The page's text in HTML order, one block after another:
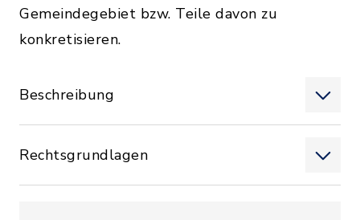
Gemeindegebiet bzw. Teile davon zu
konkretisieren.
Beschreibung
Rechtsgrundlagen